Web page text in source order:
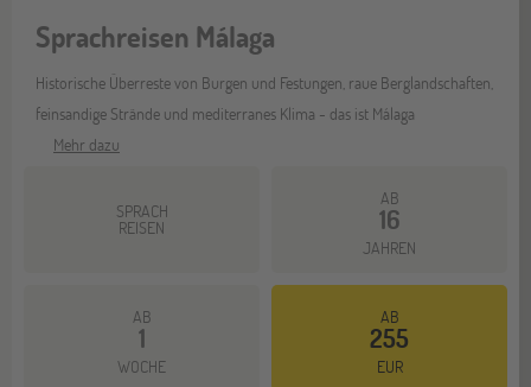
Sprachreisen Málaga
Historische Überreste von Burgen und Festungen, raue Berglandschaften,
feinsandige Strände und mediterranes Klima - das ist Málaga
Mehr dazu
SPRACH
REISEN
AB
16
JAHREN
AB
1
WOCHE
AB
255
EUR